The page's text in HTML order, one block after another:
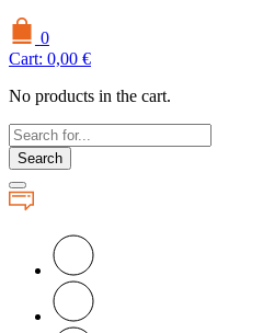
0
Cart: 0,00 €
No products in the cart.
Search